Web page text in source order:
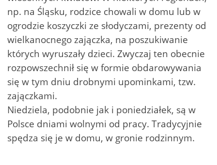
np. na Śląsku, rodzice chowali w domu lub w
ogrodzie koszyczki ze słodyczami, prezenty od
wielkanocnego zajączka, na poszukiwanie
których wyruszały dzieci. Zwyczaj ten obecnie
rozpowszechnił się w formie obdarowywania
się w tym dniu drobnymi upominkami, tzw.
zajączkami.
Niedziela, podobnie jak i poniedziałek, są w
Polsce dniami wolnymi od pracy. Tradycyjnie
spędza się je w domu, w gronie rodzinnym.